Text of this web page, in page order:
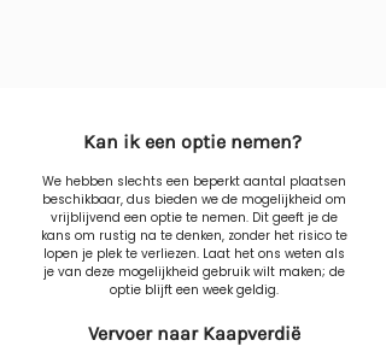
Kan ik een optie nemen?
We hebben slechts een beperkt aantal plaatsen
beschikbaar, dus bieden we de mogelijkheid om
vrijblijvend een optie te nemen. Dit geeft je de
kans om rustig na te denken, zonder het risico te
lopen je plek te verliezen. Laat het ons weten als
je van deze mogelijkheid gebruik wilt maken; de
optie blijft een week geldig.
Vervoer naar Kaapverdië